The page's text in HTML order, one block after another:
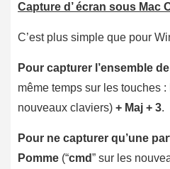
Capture d’ écran sous Mac
C’est plus simple que pour
Pour capturer l’ensemble
même temps sur les touches :
nouveaux claviers) + Maj + 3.
Pour ne capturer qu’une
Pomme (“cmd” sur les